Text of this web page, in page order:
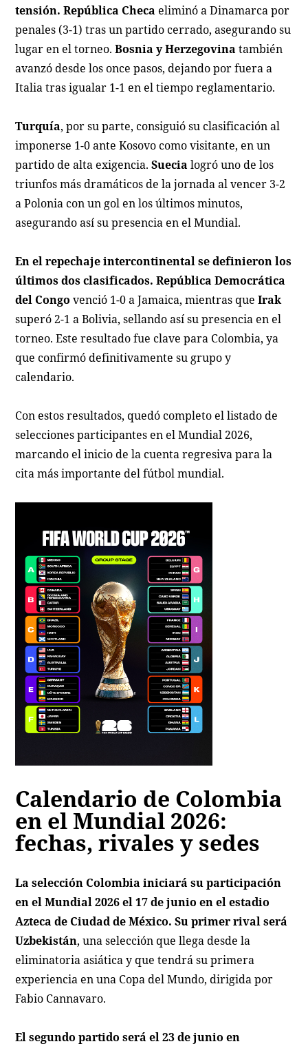
tensión. República Checa eliminó a Dinamarca por
penales (3-1) tras un partido cerrado, asegurando su
lugar en el torneo.Bosnia y Herzegovina también
avanzó desde los once pasos, dejando por fuera a
Italia tras igualar 1-1 en el tiempo reglamentario.
Turquía, por su parte, consiguió su clasificación al
imponerse 1-0 ante Kosovo como visitante, en un
partido de alta exigencia.Suecia logró uno de los
triunfos más dramáticos de la jornada al vencer 3-2
a Polonia con un gol en los últimos minutos,
asegurando así su presencia en el Mundial.
En el repechaje intercontinental se definieron los
últimos dos clasificados. República Democrática
del Congo venció 1-0 a Jamaica, mientras queIrak
superó 2-1 a Bolivia, sellando así su presencia en el
torneo. Este resultado fue clave para Colombia, ya
que confirmó definitivamente su grupo y
calendario.
Con estos resultados, quedó completo el listado de
selecciones participantes en el Mundial 2026,
marcando el inicio de la cuenta regresiva para la
cita más importante del fútbol mundial.
Calendario de Colombia
en el Mundial 2026:
fechas, rivales y sedes
La selección Colombia iniciará su participación
en el Mundial 2026 el 17 de junio en el estadio
Azteca de Ciudad de México. Su primer rival será
Uzbekistán, una selección que llega desde la
eliminatoria asiática y que tendrá su primera
experiencia en una Copa del Mundo, dirigida por
Fabio Cannavaro.
El segundo partido será el 23 de junio en